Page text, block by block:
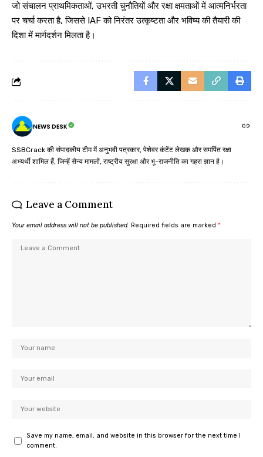
जो संचालन प्राथमिकताओं, उभरती चुनौतियों और रक्षा क्षमताओं में आत्मनिर्भरता
पर चर्चा करता है, जिससे IAF को निरंतर उत्कृष्टता और भविष्य की तैयारी की
दिशा में मार्गदर्शन मिलता है।
NEWS DESK
SSBCrack की संपादकीय टीम में अनुभवी पत्रकार, पेशेवर कंटेंट लेखक और समर्पित रक्षा
अभ्यर्थी शामिल हैं, जिन्हें सैन्य मामलों, राष्ट्रीय सुरक्षा और भू-राजनीति का गहरा ज्ञान है।
Leave a Comment
Your email address will not be published. Required fields are marked *
Save my name, email, and website in this browser for the next time I
comment.